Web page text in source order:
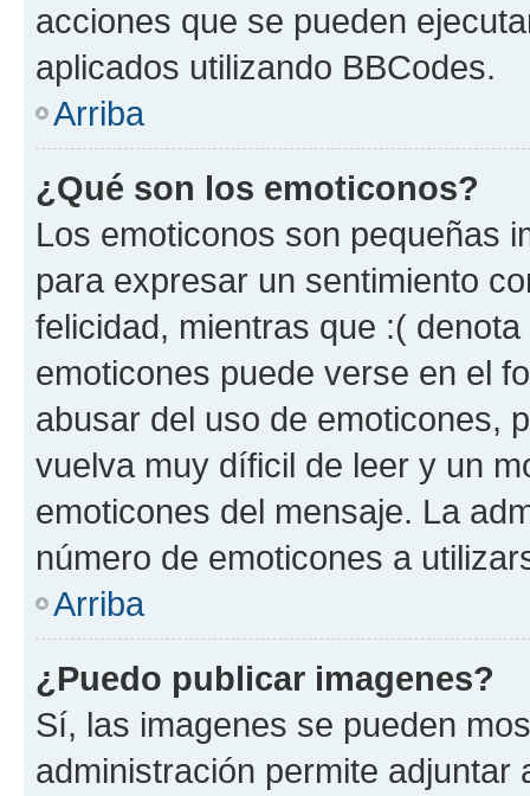
acciones que se pueden
aplicados utilizando BBCodes.
Arriba
¿Qué son los emoticonos?
Los emoticonos son pequeñas
para expresar un sentimiento
felicidad, mientras que :(
emoticones puede verse en el
abusar del uso de emoticones,
vuelva muy díficil de leer y un
emoticones del mensaje. La
número de emoticones a
Arriba
¿Puedo publicar imagenes?
Sí, las imagenes se pueden
administración permite